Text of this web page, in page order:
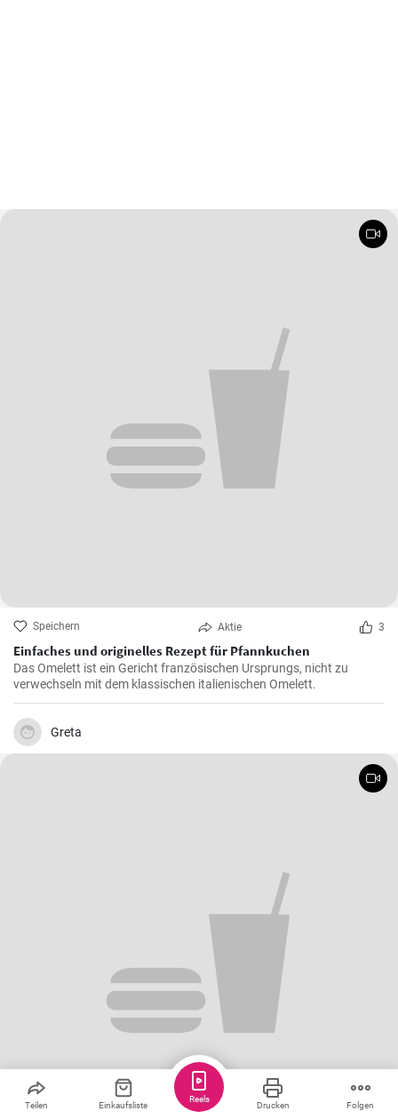
Speichern Aktie 3
Einfaches und originelles Rezept für Pfannkuchen
Das Omelett ist ein Gericht französischen Ursprungs, nicht zu
verwechseln mit dem klassischen italienischen Omelett.
Greta
Teilen Einkaufsliste Drucken Folgen
Reels